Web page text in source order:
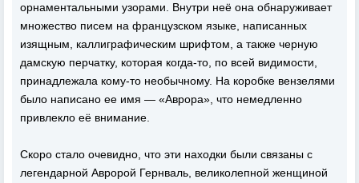
орнаментальными узорами. Внутри неё она обнаруживает
множество писем на французском языке, написанных
изящным, каллиграфическим шрифтом, а также черную
дамскую перчатку, которая когда-то, по всей видимости,
принадлежала кому-то необычному. На коробке вензелями
было написано ее имя — «Аврора», что немедленно
привлекло её внимание.
Скоро стало очевидно, что эти находки были связаны с
легендарной Авророй Гернваль, великолепной женщиной